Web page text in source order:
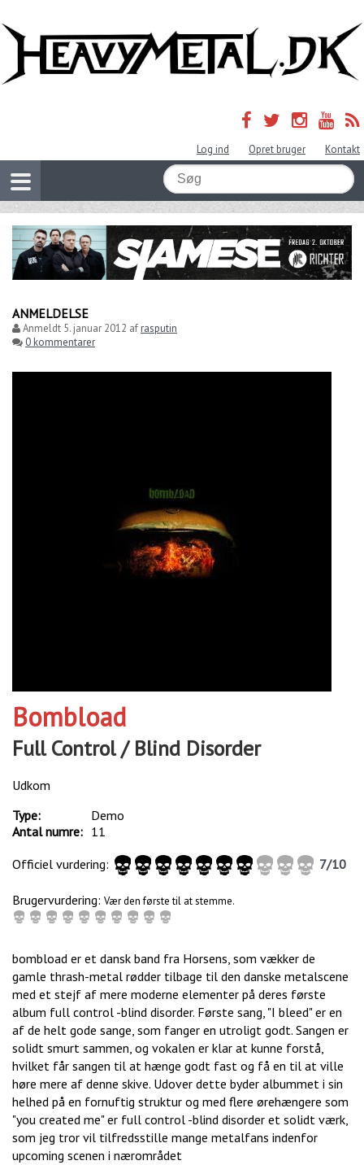
Log ind Opret bruger Kontakt
ANMELDELSE
Anmeldt 5. januar 2012 afrasputin
0 kommentarer
Bombload
Full Control / Blind Disorder
Udkom
Type:
Demo
Antal numre: 11
Officiel vurdering:
7/10
Brugervurdering: Vær den første til at stemme.
bombload er et dansk band fra Horsens, som vækker de
gamle thrash-metal rødder tilbage til den danske metalscene
med et stejf af mere moderne elementer på deres første
album full control -blind disorder. Første sang, "I bleed" er en
af de helt gode sange, som fanger en utroligt godt. Sangen er
solidt smurt sammen, og vokalen er klar at kunne forstå,
hvilket får sangen til at hænge godt fast og få en til at ville
høre mere af denne skive. Udover dette byder albummet i sin
helhed på en fornuftig struktur og med flere ørehængere som
"you created me" er full control -blind disorder et solidt værk,
som jeg tror vil tilfredsstille mange metalfans indenfor
upcoming scenen i nærområdet